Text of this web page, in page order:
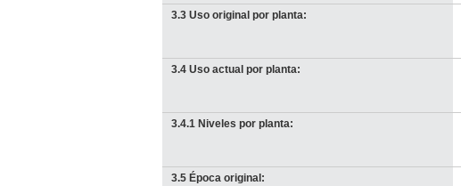
3.3 Uso original por planta:
3.4 Uso actual por planta:
3.4.1 Niveles por planta:
3.5 Época original: